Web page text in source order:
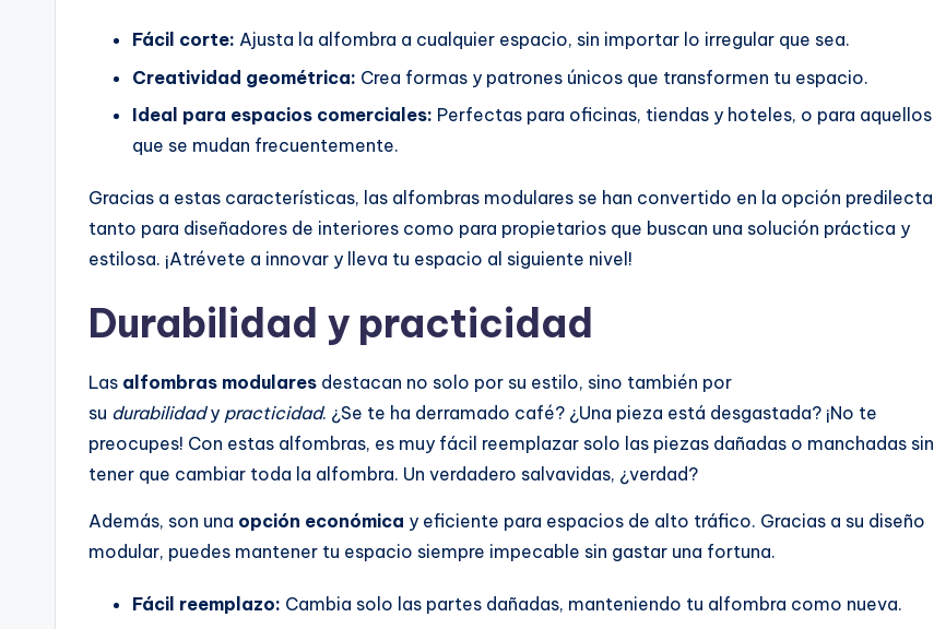
Fácil corte: Ajusta la alfombra a cualquier espacio, sin importar lo irregular que sea.
Creatividad geométrica: Crea formas y patrones únicos que transformen tu espacio.
Ideal para espacios comerciales: Perfectas para oficinas, tiendas y hoteles, o para aquellos
que se mudan frecuentemente.
Gracias a estas características, las alfombras modulares se han convertido en la opción predilecta
tanto para diseñadores de interiores como para propietarios que buscan una solución práctica y
estilosa. ¡Atrévete a innovar y lleva tu espacio al siguiente nivel!
Durabilidad y practicidad
Las alfombras modulares destacan no solo por su estilo, sino también por
su durabilidady practicidad. ¿Se te ha derramado café? ¿Una pieza está desgastada? ¡No te
preocupes! Con estas alfombras, es muy fácil reemplazar solo las piezas dañadas o manchadas sin
tener que cambiar toda la alfombra. Un verdadero salvavidas, ¿verdad?
Además, son una opción económica y eficiente para espacios de alto tráfico. Gracias a su diseño
modular, puedes mantener tu espacio siempre impecable sin gastar una fortuna.
Fácil reemplazo: Cambia solo las partes dañadas, manteniendo tu alfombra como nueva.